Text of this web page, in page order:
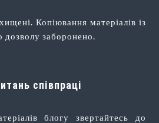
Копіювання матеріалів із
дозволу заборонено.
питань співпраці
блогу звертайтесь до